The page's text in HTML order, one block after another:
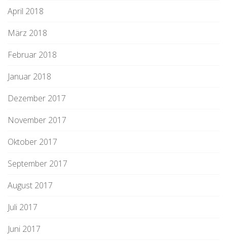
April 2018
März 2018
Februar 2018
Januar 2018
Dezember 2017
November 2017
Oktober 2017
September 2017
August 2017
Juli 2017
Juni 2017